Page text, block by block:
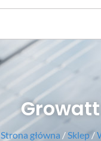
Growatt
Strona główna /Sklep /